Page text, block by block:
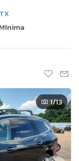
1/13